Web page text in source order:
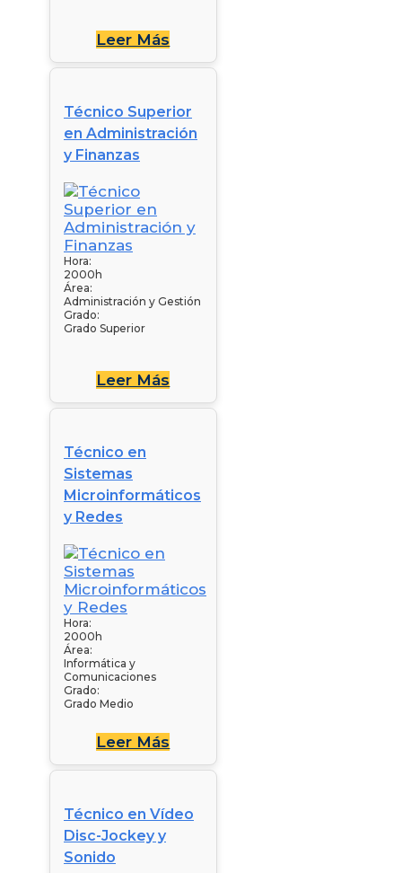
Leer Más
Técnico Superior
en Administración
y Finanzas
Hora:
2000h
Área:
Administración y Gestión
Grado:
Grado Superior
Leer Más
Técnico en
Sistemas
Microinformáticos
y Redes
Hora:
2000h
Área:
Informática y
Comunicaciones
Grado:
Grado Medio
Leer Más
Técnico en Vídeo
Disc-Jockey y
Sonido